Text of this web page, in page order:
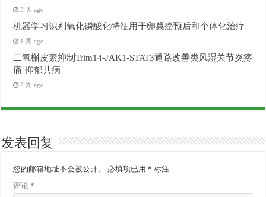
3 天 ago
机器学习识别氧化磷酸化特征用于卵巢癌预后和个体化治疗
1 周 ago
二氢槲皮素抑制Trim14-JAK1-STAT3通路改善类风湿关节炎疼
痛-抑郁共病
2 周 ago
发表回复
您的邮箱地址不会被公开。 必填项已用* 标注
评论*